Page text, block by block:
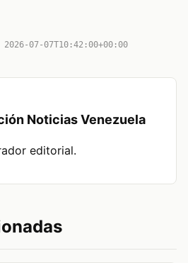
07-07T10:42:00+00:00
Noticias Venezuela
editorial.